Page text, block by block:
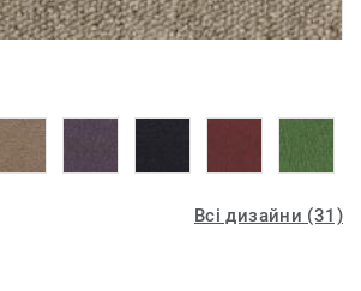
Всі дизайни (31)